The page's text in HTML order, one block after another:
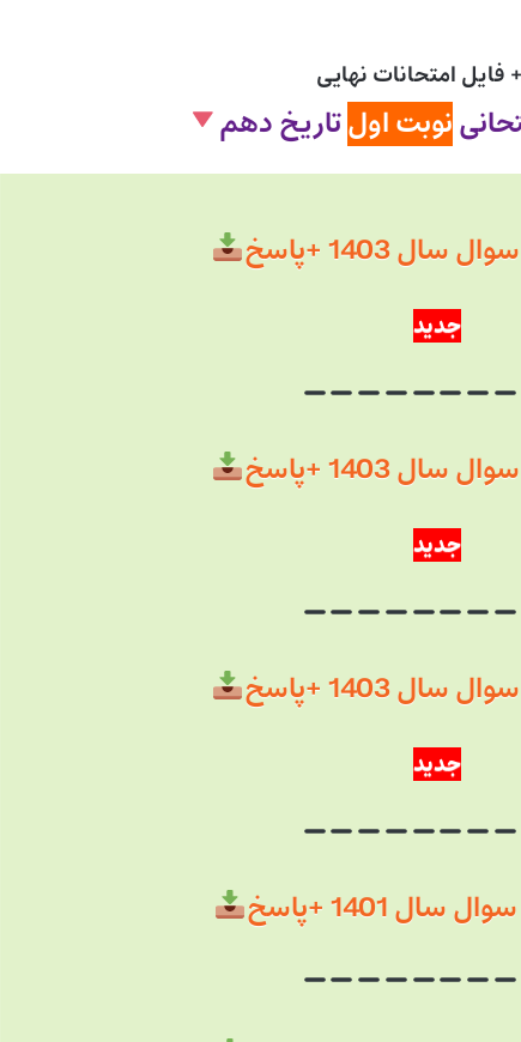
امتحانات نهایی
نوبت اولتاریخ دهم
1403 +پاسخ
جدید
1403 +پاسخ
جدید
1403 +پاسخ
جدید
1401 +پاسخ